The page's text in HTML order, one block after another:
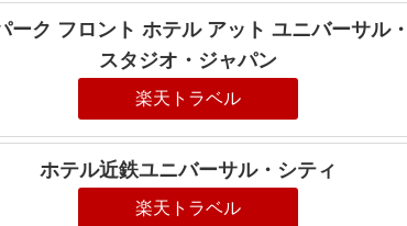
ーク フロント ホテル アット ユニバーサル・
スタジオ・ジャパン
楽天トラベル
ホテル近鉄ユニバーサル・シティ
楽天トラベル